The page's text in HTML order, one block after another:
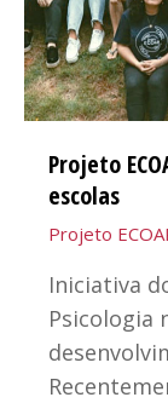
Projeto
escolas
Projeto
Iniciativa
Psicologia